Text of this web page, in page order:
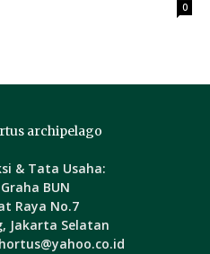
0
& Tata Usaha:
BUN
Raya No.7
Jakarta Selatan